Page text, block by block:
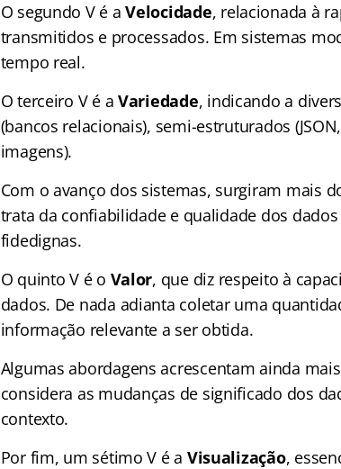
O segundo V é aVelocidade, relacionada à
transmitidos e processados. Em sistemas
tempo real.
O terceiro V é aVariedade, indicando a
(bancos relacionais), semi-estruturados
imagens).
Com o avanço dos sistemas, surgiram mais
trata da confiabilidade e qualidade dos
fidedignas.
O quinto V é o Valor, que diz respeito à
dados. De nada adianta coletar uma
informação relevante a ser obtida.
Algumas abordagens acrescentam ainda
considera as mudanças de significado dos
contexto.
Por fim, um sétimo V é a Visualização,